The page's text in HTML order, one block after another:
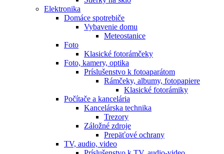
Elektronika
Domáce spotrebiče
Vybavenie domu
Meteostanice
Foto
Klasické fotorámčeky
Foto, kamery, optika
Príslušenstvo k fotoaparátom
Rámčeky, albumy, fotopapiere
Klasické fotorámiky
Počítače a kancelária
Kancelárska technika
Trezory
Záložné zdroje
Prepäťové ochrany
TV, audio, video